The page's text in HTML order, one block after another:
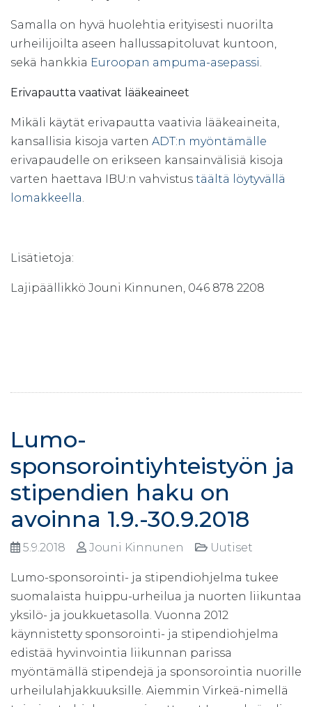
Samalla on hyvä huolehtia erityisesti nuorilta
urheilijoilta aseen hallussapitoluvat kuntoon,
sekä hankkia Euroopan ampuma-asepassi
Erivapautta vaativat lääkeaineet
Mikäli käytät erivapautta vaativia lääkeaineita,
kansallisia kisoja varten ADT:n myöntämälle
erivapaudelle on erikseen kansainvälisiä kisoja
varten haettava IBU:n vahvistus täältä löytyvällä
lomakkeella
Lisätietoja:
Lajipäällikkö Jouni Kinnunen, 046 878 2208
Lumo-
sponsorointiyhteistyön ja
stipendien haku on
avoinna 1.9.-30.9.2018
5.9.2018 Jouni Kinnunen Uutiset
Lumo-sponsorointi- ja stipendiohjelma tukee
suomalaista huippu-urheilua ja nuorten liikuntaa
yksilö- ja joukkuetasolla. Vuonna 2012
käynnistetty sponsorointi- ja stipendiohjelma
edistää hyvinvointia liikunnan parissa
myöntämällä stipendejä ja sponsorointia nuorille
urheilulahjakkuuksille. Aiemmin Virkeä-nimellä